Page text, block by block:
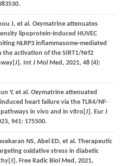
J, et al. Oxymatrine attenuates
lipoprotein-induced HUVEC
NLRP3 inflammasome-mediated
the activation of the SIRT1/Nrf2
Int J Mol Med, 2021, 48(4):
Y, et al. Oxymatrine attenuated
heart failure via the TLR4/NF-
pathways in vivo and in vitro[J]. Eur J
, 941: 175500.
NS, Abel ED, et al. Therapeutic
oxidative stress in diabetic
Free Radic Biol Med, 2021,